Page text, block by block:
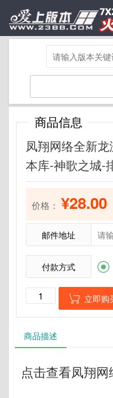
商品信息
凤翔网络全新
本库-神歌之城-
价格： ¥28.00
邮件地址
付款方式 
 立即购
商品描述
点击查看凤翔